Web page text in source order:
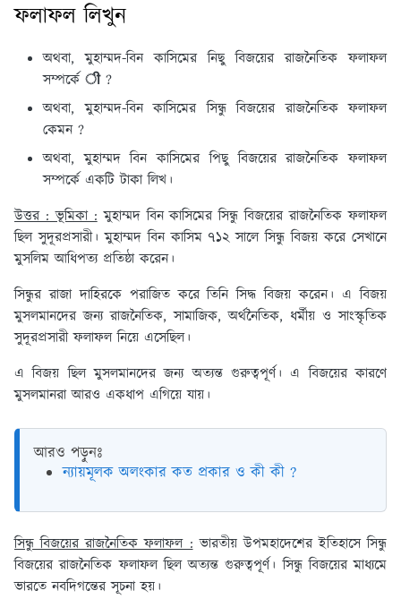
ফলাফল লিখুন
অথবা, মুহাম্মদ-বিন কাসিমের নিছু বিজয়ের রাজনৈতিক ফলাফল
সম্পর্কে ी ?
অথবা, মুহাম্মদ-বিন কাসিমের সিন্ধু বিজয়ের রাজনৈতিক ফলাফল
কেমন ?
অথবা, মুহাম্মদ বিন কাসিমের পিছু বিজয়ের রাজনৈতিক ফলাফল
সম্পর্কে একটি টাকা লিখ।
উত্তর : ভূমিকা :মুহাম্মদ বিন কাসিমের সিন্ধু বিজয়ের রাজনৈতিক ফলাফল
ছিল সুদূরপ্রসারী। মুহাম্মদ বিন কাসিম ৭১২ সালে সিন্ধু বিজয় করে সেখানে
মুসলিম আধিপত্য প্রতিষ্ঠা করেন।
সিন্ধুর রাজা দাহিরকে পরাজিত করে তিনি সিদ্ধ বিজয় করেন। এ বিজয়
মুসলমানদের জন্য রাজনৈতিক, সামাজিক, অর্থনৈতিক, ধর্মীয় ও সাংস্কৃতিক
সুদূরপ্রসারী ফলাফল নিয়ে এসেছিল।
এ বিজয় ছিল মুসলমানদের জন্য অত্যন্ত গুরুত্বপূর্ণ। এ বিজয়ের কারণে
মুসলমানরা আরও একধাপ এগিয়ে যায়।
আরও পড়ুনঃ
ন্যায়মূলক অলংকার কত প্রকার ও কী কী ?
সিন্ধু বিজয়ের রাজনৈতিক ফলাফল :ভারতীয় উপমহাদেশের ইতিহাসে সিন্ধু
বিজয়ের রাজনৈতিক ফলাফল ছিল অত্যন্ত গুরুত্বপূর্ণ। সিন্ধু বিজয়ের মাধ্যমে
ভারতে নবদিগন্তের সূচনা হয়।